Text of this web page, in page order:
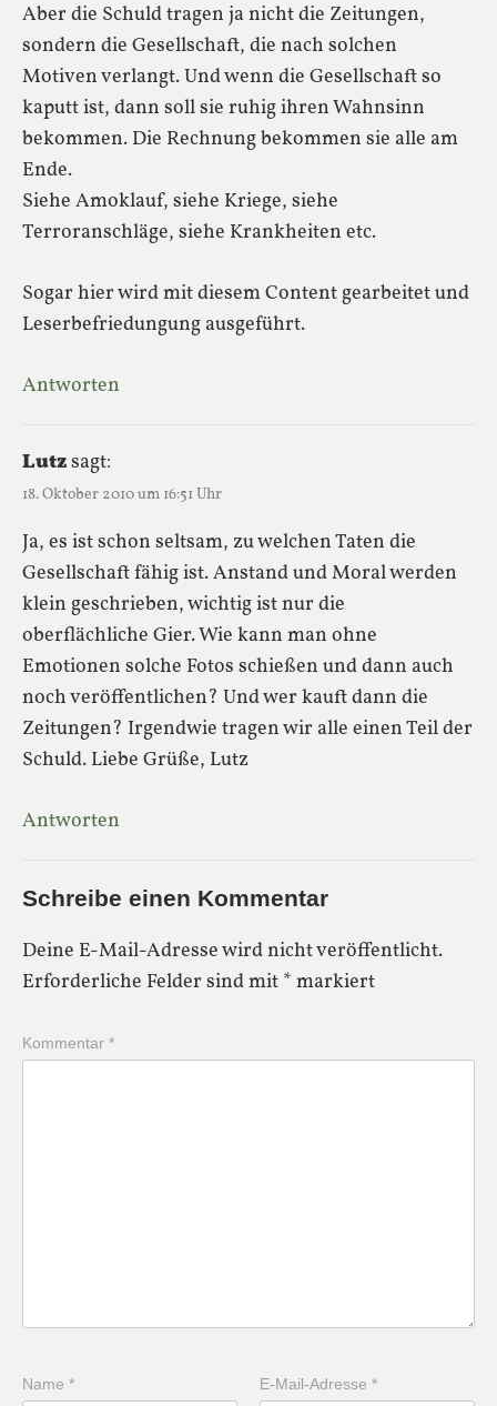
Aber die Schuld tragen ja nicht die Zeitungen,
sondern die Gesellschaft, die nach solchen
Motiven verlangt. Und wenn die Gesellschaft so
kaputt ist, dann soll sie ruhig ihren Wahnsinn
bekommen. Die Rechnung bekommen sie alle am
Ende.
Siehe Amoklauf, siehe Kriege, siehe
Terroranschläge, siehe Krankheiten etc.
Sogar hier wird mit diesem Content gearbeitet und
Leserbefriedungung ausgeführt.
Antworten
Lutzsagt:
18. Oktober 2010 um 16:51 Uhr
Ja, es ist schon seltsam, zu welchen Taten die
Gesellschaft fähig ist. Anstand und Moral werden
klein geschrieben, wichtig ist nur die
oberflächliche Gier. Wie kann man ohne
Emotionen solche Fotos schießen und dann auch
noch veröffentlichen? Und wer kauft dann die
Zeitungen? Irgendwie tragen wir alle einen Teil der
Schuld. Liebe Grüße, Lutz
Antworten
Schreibe einen Kommentar
Deine E-Mail-Adresse wird nicht veröffentlicht.
Erforderliche Felder sind mit * markiert
Kommentar *
Name * E-Mail-Adresse*